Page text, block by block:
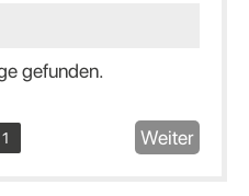
gefunden.
1 Weiter